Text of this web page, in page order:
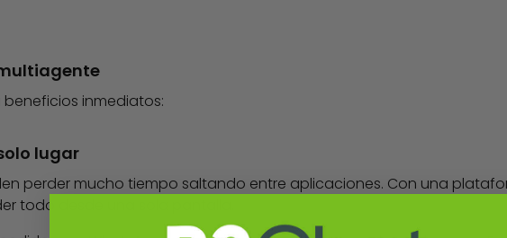
inmediatos:
lugar
perder mucho tiempo saltando entre aplicaciones. Con una
todo desde una sola pantalla.